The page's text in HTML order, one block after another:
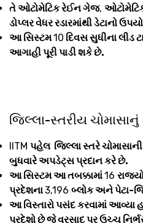
તે ઓટોમેટિક રેઈન ગેજ,
ડોપ્લર વેધર રડારમાંથી ડેટાનો
આ સિસ્ટમ10 દિવસ સુધીના લીડ
આગાહી પૂરી પાડી શકે છે.
જિલ્લા-સ્તરીય ચોમાસાનું
IITM પહેલ જિલ્લા સ્તરે
બુધવારે અપડેટ્સ પ્રદાન કરે છે.
આ સિસ્ટમ આ તબક્કામાં16
પ્રદેશના3,196 બ્લોક અને પેટા-
આ વિસ્તારો પસંદ કરવામાં આવ્યા
પ્રદેશો છે જે વરસાદ પર ઉચ્ચ